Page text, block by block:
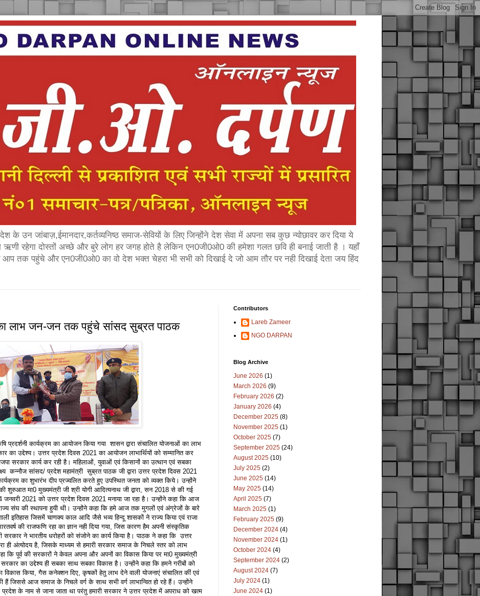
के उन जांबाज़,ईमानदार,कर्तव्यनिष्ठ समाज-सेवियों के लिए जिन्होंने देश सेवा में अपना सब कुछ न्योछावर कर दिया ये
रहेगा दोस्तों अच्छे और बुरे लोग हर जगह होते है लेकिन एन0जी0ओ0 की हमेशा गलत छवि ही बनाई जाती है । यहाँ
तक पहुंचे और एन0जी0ओ0 का वो देश भक्त चेहरा भी सभी को दिखाई दे जो आम तौर पर नही दिखाई देता जय हिंद
लाभ जन-जन तक पहुंचे सांसद सुब्रत पाठक
कार्यक्रम का आयोजन किया गया शासन द्वारा संचालित योजनाओं का लाभ
का उद्देश्य। उत्तर प्रदेश दिवस 2021 का आयोजन लाभार्थियों को सम्मानित कर
सरकार कार्य कर रही है। महिलाओं, युवाओं एवं किसानों का उत्थान एवं सबका
कन्नौज सांसद/ प्रदेश महामंत्री सुब्रत पाठक जी द्वारा उत्तर प्रदेश दिवस 2021
का शुभारंभ दीप प्रज्वलित करते हुए उपस्थित जनता को व्यक्त किये। उन्होंने
शुरुआत मा0 मुख्यमंत्री जी श्री योगी आदित्यनाथ जी द्वारा, सन 2018 से की गई
2021 को उत्तर प्रदेश दिवस 2021 मनाया जा रहा है। उन्होंने कहा कि आज
संघ की स्थापना हुयी थी। उन्होंने कहा कि हमे आज तक मुगलों एवं अंग्रेजों के बारे
इतिहास जिसमें चाणक्य काल आदि जैसे भव्य हिन्दू शासकों ने राज्य किया एवं राजा
की राजफणि रहा का ज्ञान नही दिया गया, जिस कारण हैम अपनी संस्कृतिक
सरकार ने भारतीय धरोहरों को संजोने का कार्य किया है। पाठक ने कहा कि उत्तर
ही अंत्योदय है, जिसके माध्यम से हमारी सरकार समाज के निचले स्तर को लाभ
कि पूर्व की सरकारों ने केवल अपना और अपनों का विकास किया पर मा0 मुख्यमंत्री
का उद्देश्य ही सबका साथ सबका विकास है। उन्होंने कहा कि हमने गरीबों को
विकास किया, गैस कनेक्शन दिए, कृषकों हेतु लाभ देने वाली योजनाएं संचालित कीं एवं
हैं जिससे आज समाज के निचले वर्ग के साथ सभी वर्ग लाभान्वित हो रहे हैं। उन्होंने
प्रदेश के नाम से जाना जाता था परंतु हमारी सरकार ने उत्तर प्रदेश में अपराध को खत्म
Contributors
Lareb Zameer
NGO DARPAN
Blog Archive
June 2026 (1)
March 2026 (9)
February 2026 (2)
January 2026 (4)
December 2025 (8)
November 2025 (1)
October 2025 (7)
September 2025 (24)
August 2025 (10)
July 2025 (2)
June 2025 (14)
May 2025 (14)
April 2025 (7)
March 2025 (1)
February 2025 (9)
December 2024 (4)
November 2024 (1)
October 2024 (4)
September 2024 (2)
August 2024 (7)
July 2024 (1)
June 2024 (1)